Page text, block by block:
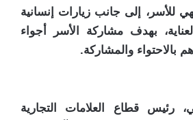
للأسر، إلى جانب زيارات إنسانية
بهدف مشاركة الأسر أجواء
بالاحتواء والمشاركة.
رئيس قطاع العلامات التجارية